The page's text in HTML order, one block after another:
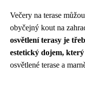
Večery na terase
obyčejný kout na
osvětlení terasy je
estetický dojem,
osvětlené terase a